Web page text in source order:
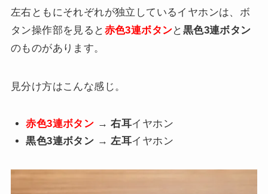
左右ともにそれぞれが独立しているイヤホンは、ボ
タン操作部を見ると 赤色3連ボタンと 黒色3連ボタン
のものがあります。
見分け方はこんな感じ。
赤色3連ボタン →右耳イヤホン
黒色3連ボタン →左耳イヤホン